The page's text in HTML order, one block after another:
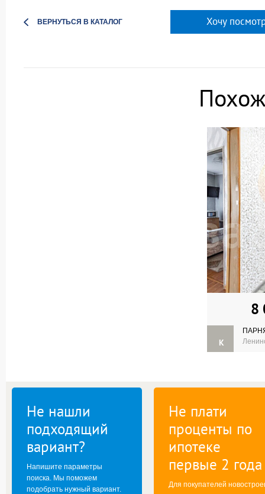
ВЕРНУТЬСЯ В КАТАЛОГ Хочу
8
К
Не нашли
подходящий
вариант?
Напишите параметры
поиска. Мы поможем
подобрать нужный вариант.
Не плати
проценты по
ипотеке
первые 2 года
Для покупателей